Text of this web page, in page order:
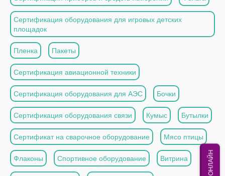
Сертификация оборудования для игровых детских
площадок
Пленка Пакеты
Сертификация авиационной техники
Сертификация оборудования для АЭС Бочки
Сертификация оборудования связи Кумыс Бутылки
Сертификат на сварочное оборудование Мясо птицы
Флаконы Спортивное оборудование Витрина